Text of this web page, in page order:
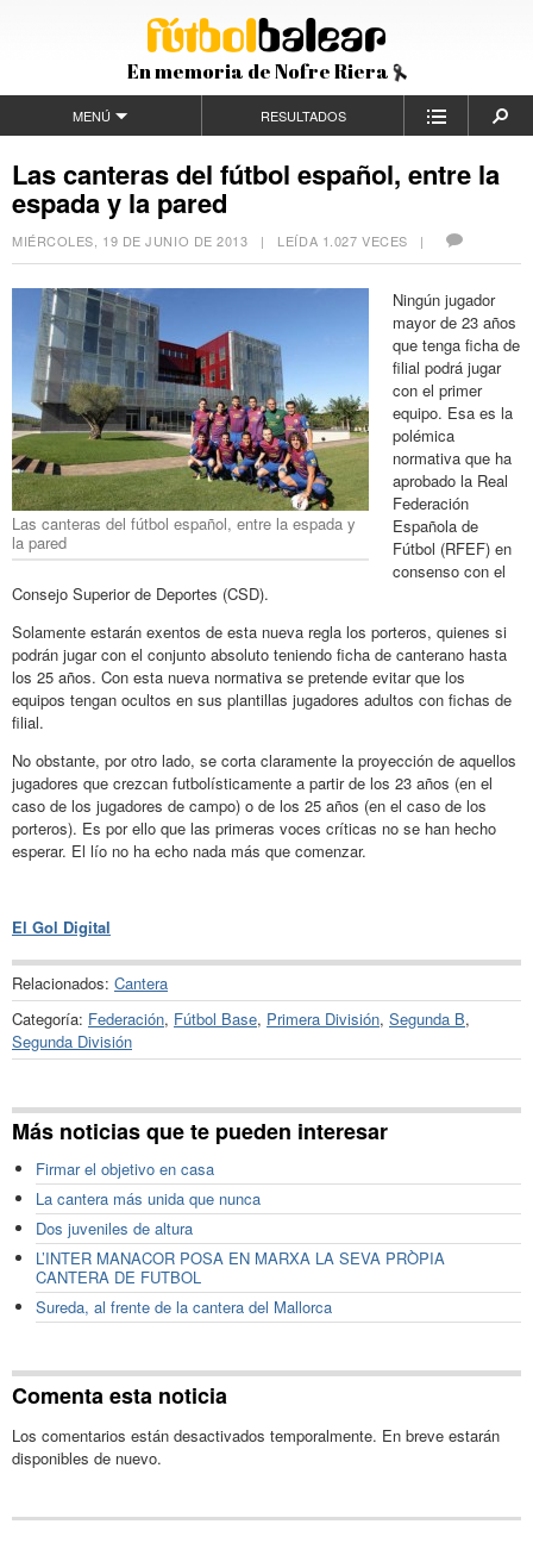
En memoria de Nofre Riera
MENÚ RESULTADOS
Las canteras del fútbol español, entre la
espada y la pared
MIÉRCOLES, 19 DE JUNIO DE 2013 | LEÍDA 1.027 VECES |
Las canteras del fútbol español, entre la espada y
la pared
Ningún jugador
mayor de 23 años
que tenga ficha de
filial podrá jugar
con el primer
equipo. Esa es la
polémica
normativa que ha
aprobado la Real
Federación
Española de
Fútbol (RFEF) en
consenso con el
Consejo Superior de Deportes (CSD).
Solamente estarán exentos de esta nueva regla los porteros, quienes si
podrán jugar con el conjunto absoluto teniendo ficha de canterano hasta
los 25 años. Con esta nueva normativa se pretende evitar que los
equipos tengan ocultos en sus plantillas jugadores adultos con fichas de
filial.
No obstante, por otro lado, se corta claramente la proyección de aquellos
jugadores que crezcan futbolísticamente a partir de los 23 años (en el
caso de los jugadores de campo) o de los 25 años (en el caso de los
porteros). Es por ello que las primeras voces críticas no se han hecho
esperar. El lío no ha echo nada más que comenzar.
El Gol Digital
Relacionados: Cantera
Categoría: Federación, Fútbol Base, Primera División, Segunda B,
Segunda División
Más noticias que te pueden interesar
Firmar el objetivo en casa
La cantera más unida que nunca
Dos juveniles de altura
L’INTER MANACOR POSA EN MARXA LA SEVA PRÒPIA
CANTERA DE FUTBOL
Sureda, al frente de la cantera del Mallorca
Comenta esta noticia
Los comentarios están desactivados temporalmente. En breve estarán
disponibles de nuevo.